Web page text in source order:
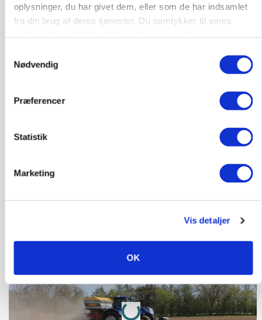
oplysninger, du har givet dem, eller som de har indsamlet
fra din brug af deres tjenester. Du samtykker til vores
Nødvendig
Præferencer
Statistik
Marketing
Vis detaljer
OK
Annonce
»Nu stopper I«: Landbrugsdebattør og
Folketinget behandler ny gødskningslov: Sådan
Annonce
Loading...